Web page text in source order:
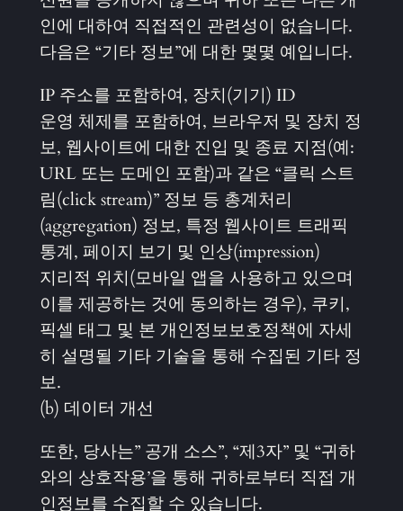
인에 대하여 직접적인 관련성이 없습니다.
다음은 “기타 정보”에 대한 몇몇 예입니다.
IP 주소를 포함하여, 장치(기기) ID
운영 체제를 포함하여, 브라우저 및 장치 정
보, 웹사이트에 대한 진입 및 종료 지점(예:
URL 또는 도메인 포함)과 같은 “클릭 스트
림(click stream)” 정보 등 총계처리
(aggregation) 정보, 특정 웹사이트 트래픽
통계, 페이지 보기 및 인상(impression)
지리적 위치(모바일 앱을 사용하고 있으며
이를 제공하는 것에 동의하는 경우), 쿠키,
픽셀 태그 및 본 개인정보보호정책에 자세
히 설명될 기타 기술을 통해 수집된 기타 정
보.
(b) 데이터 개선
또한, 당사는” 공개 소스”, “제3자” 및 “귀하
와의 상호작용’을 통해 귀하로부터 직접 개
인정보를 수집할 수 있습니다.